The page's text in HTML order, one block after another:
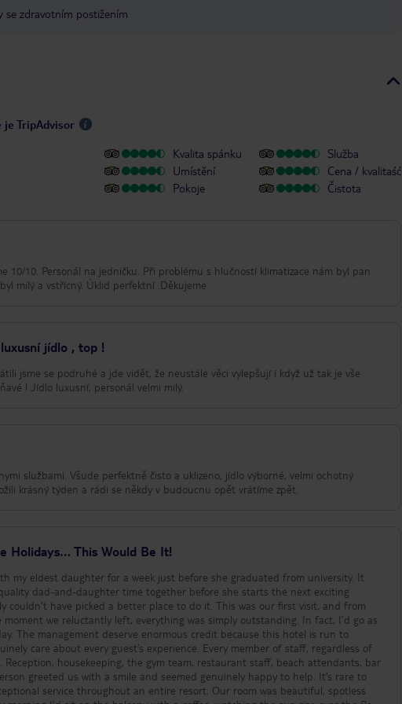
zdravotním postižením
je TripAdvisor
Kvalita spánku
Umístění
Pokoje
Služba
Cena / kvalitaść
Čistota
s hlučností klimatizace nám byl pan
milý a vstřícný. Úklid perfektní .Děkujeme
jídlo , top !
jsme se podruhé a jde vidět, že neustále věci vylepšují i když už tak je vše
! Jídlo luxusní, personál velmi milý.
službami. Všude perfektně čisto a uklizeno, jídlo výborné, velmi ochotný
krásný týden a rádi se někdy v budoucnu opět vrátíme zpět.
Holidays… This Would Be It!
my eldest daughter for a week just before she graduated from university. It
dad-and-daughter time together before she starts the next exciting
picked a better place to do it. This was our first visit, and from
we reluctantly left, everything was simply outstanding. In fact, I’d go as
is run to
care about every guest’s experience. Every member of staff, regardless of
Reception, housekeeping, the gym team, restaurant staff, beach attendants, bar
greeted us with a smile and seemed genuinely happy to help. It’s rare to
throughout an entire resort. Our room was beautiful, spotless